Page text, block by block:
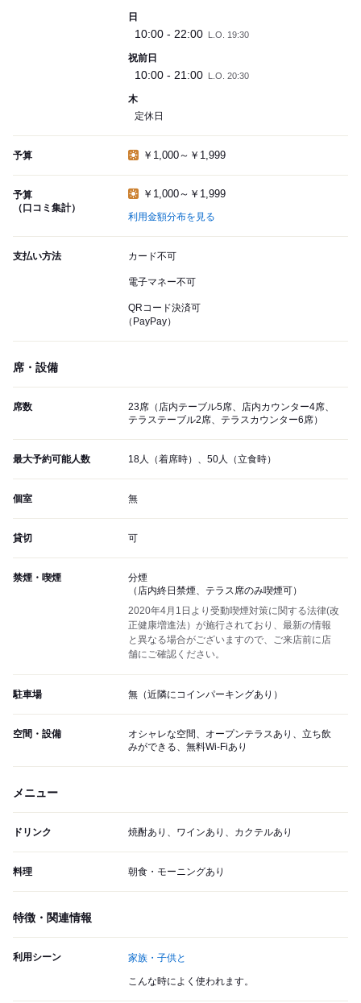
日
10:00 - 22:00 L.O. 19:30
祝前日
10:00 - 21:00 L.O. 20:30
木
定休日
予算 ￥1,000～￥1,999
予算
（口コミ集計）
￥1,000～￥1,999
利用金額分布を見る
支払い方法 カード不可
電子マネー不可
QRコード決済可
（PayPay）
席・設備
席数
23席（店内テーブル5席、店内カウンター4席、
テラステーブル2席、テラスカウンター6席）
最大予約可能人数 18人（着席時）、50人（立食時）
個室 無
貸切 可
禁煙・喫煙
分煙
（店内終日禁煙、テラス席のみ喫煙可）
2020年4月1日より受動喫煙対策に関する法律(改
正健康増進法）が施行されており、最新の情報
と異なる場合がございますので、ご来店前に店
舗にご確認ください。
駐車場 無（近隣にコインパーキングあり）
空間・設備
オシャレな空間、オープンテラスあり、立ち飲
みができる、無料Wi-Fiあり
メニュー
ドリンク 焼酎あり、ワインあり、カクテルあり
料理 朝食・モーニングあり
特徴・関連情報
利用シーン 家族・子供と
こんな時によく使われます。